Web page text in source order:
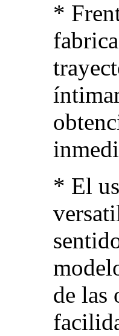
*
* El
de las